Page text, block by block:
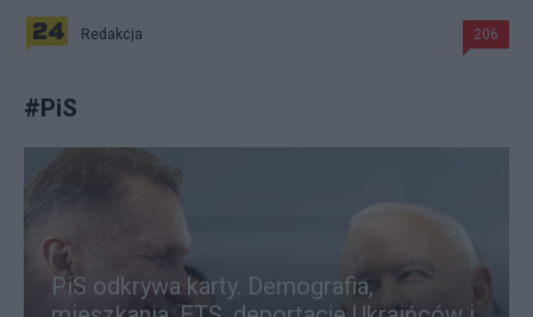
Redakcja 206
#PiS
PiS odkrywa karty. Demografia,